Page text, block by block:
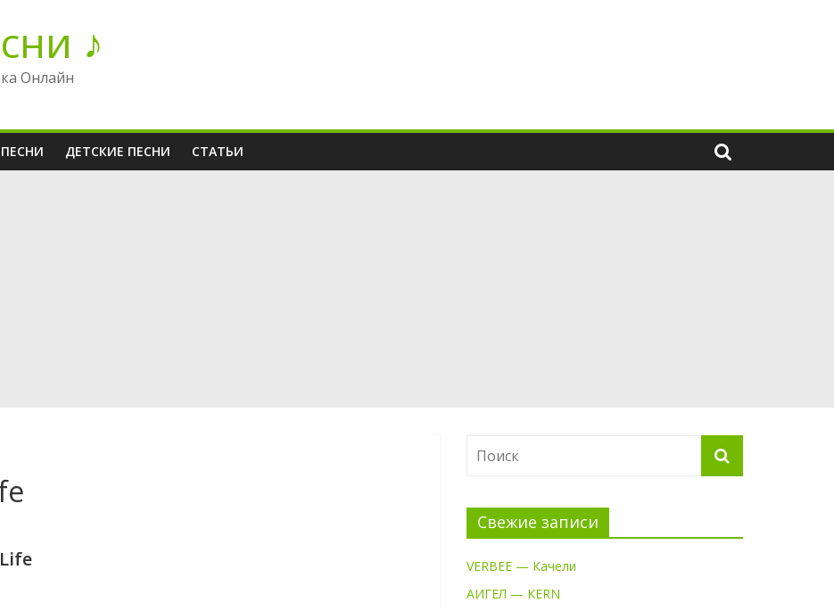
♪
Онлайн
ДЕТСКИЕ ПЕСНИ СТАТЬИ
Свежие записи
VERBEE — Качели
АИГЕЛ — KERN